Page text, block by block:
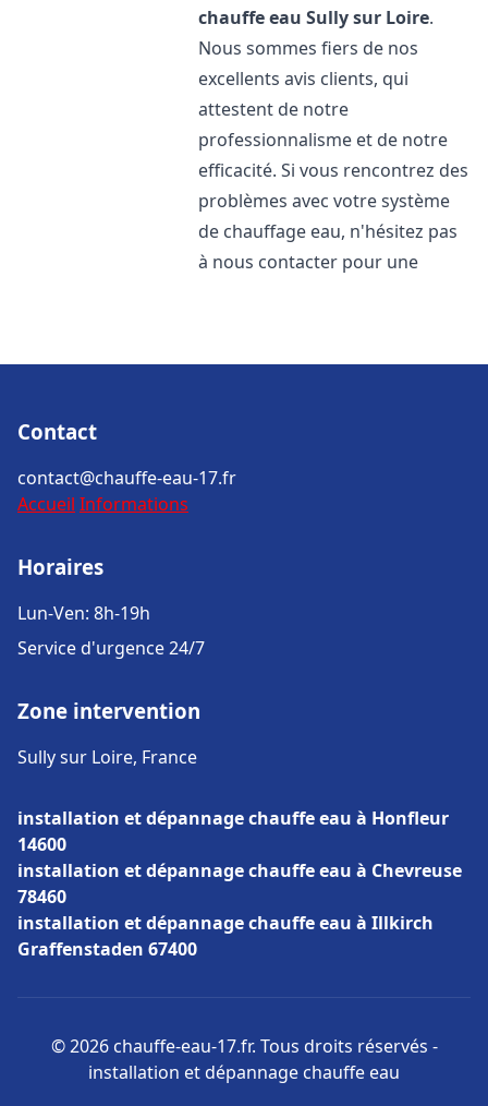
chauffe eau Sully sur Loire.
Nous sommes fiers de nos
excellents avis clients, qui
attestent de notre
professionnalisme et de notre
efficacité. Si vous rencontrez des
problèmes avec votre système
de chauffage eau, n'hésitez pas
à nous contacter pour une
Contact
contact@chauffe-eau-17.fr
Accueil Informations
Horaires
Lun-Ven: 8h-19h
Service d'urgence 24/7
Zone intervention
Sully sur Loire, France
installation et dépannage chauffe eau à Honfleur
14600
installation et dépannage chauffe eau à Chevreuse
78460
installation et dépannage chauffe eau à Illkirch
Graffenstaden 67400
© 2026 chauffe-eau-17.fr. Tous droits réservés -
installation et dépannage chauffe eau